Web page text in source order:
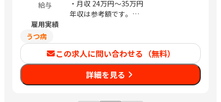
給与
・月収 24万円〜35万円
年収は参考額です。
雇用実績
うつ病
この求人に問い合わせる（無料）
詳細を見る